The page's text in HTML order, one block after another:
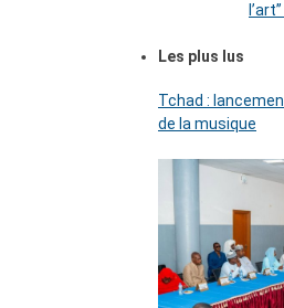
Les plus lus
Tchad :
de la musique